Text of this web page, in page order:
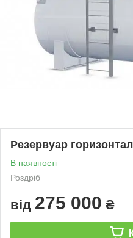
Резервуар
В наявності
Роздріб
від 275 000 ₴